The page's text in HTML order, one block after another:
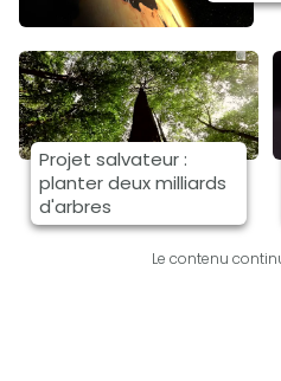
Projet salvateur :
planter deux milliards
d'arbres
Le contenu